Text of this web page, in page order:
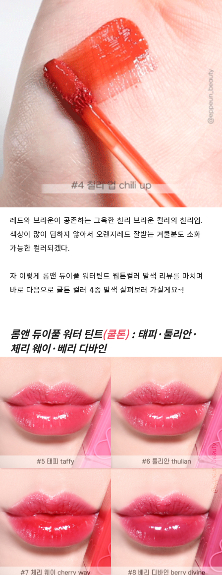
레드와 브라운이 공존하는 그윽한 칠리 브라운 컬러의 칠리업.
색상이 많이 딥하지 않아서 오렌지레드 잘받는 겨쿨분도 소화
가능한 컬러되겠다.
자 이렇게 롬앤 듀이풀 워터틴트 웜톤컬러 발색 리뷰를 마치며
바로 다음으로 쿨톤 컬러 4종 발색 살펴보러 가실게요~!
롬앤 듀이풀 워터 틴트(쿨톤) : 태피·툴리안·
체리 웨이·베리 디바인